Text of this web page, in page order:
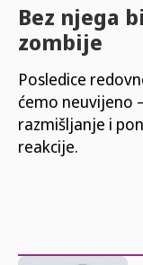
Bez njega
zombije
Posledice
ćemo neuvijeno
razmišljanje i
reakcije.